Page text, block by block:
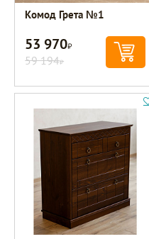
Комод Грета №1
53 970Р
59 194Р